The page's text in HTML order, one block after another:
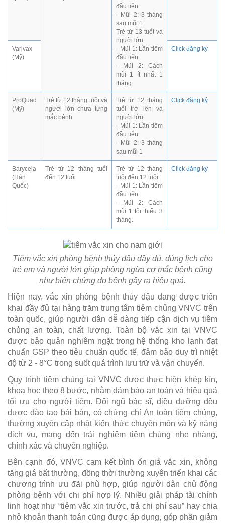
đầu tiên
- Mũi 2: 3 tháng
sau mũi 1
Trẻ từ 13 tuổi và
người lớn:
- Mũi 1: Lần tiêm
đầu tiên
- Mũi 2: Cách
mũi 1 ít nhất 1
tháng
Varivax
(Mỹ)
Click đăng ký
ProQuad
(Mỹ)
Trẻ từ 12 tháng tuổi và
người lớn chưa từng
mắc bệnh
Trẻ từ 12 tháng
tuổi trở lên và
người lớn:
- Mũi 1: Lần tiêm
đầu tiên
- Mũi 2: 3 tháng
sau mũi 1
Click đăng ký
Barycela
(Hàn
Quốc)
Trẻ từ 12 tháng tuổi
đến 12 tuổi
Trẻ từ 12 tháng
tuổi đến 12 tuổi:
- Mũi 1: Lần tiêm
đầu tiên.
- Mũi 2: Cách
mũi 1 tối thiểu 3
tháng.
Click đăng ký
Tiêm vắc xin phòng bệnh thủy đậu đầy đủ, đúng lịch cho
trẻ em và người lớn giúp phòng ngừa cơ mắc bệnh cũng
như biến chứng do bệnh gây ra hiệu quả.
Hiện nay, vắc xin phòng bệnh thủy đậu đang được triển
khai đầy đủ tại hàng trăm trung tâm tiêm chủng VNVC trên
toàn quốc, giúp người dân dễ dàng tiếp cận dịch vụ tiêm
chủng an toàn, chất lượng. Toàn bộ vắc xin tại VNVC
được bảo quản nghiêm ngặt trong hệ thống kho lạnh đạt
chuẩn GSP theo tiêu chuẩn quốc tế, đảm bảo duy trì nhiệt
độ từ 2 - 8°C trong suốt quá trình lưu trữ và vận chuyển.
Quy trình tiêm chủng tại VNVC được thực hiện khép kín,
khoa học theo 8 bước, nhằm đảm bảo an toàn và hiệu quả
tối ưu cho người tiêm. Đội ngũ bác sĩ, điều dưỡng đều
được đào tạo bài bản, có chứng chỉ An toàn tiêm chủng,
thường xuyên cập nhật kiến thức chuyên môn và kỹ năng
dịch vụ, mang đến trải nghiệm tiêm chủng nhẹ nhàng,
chính xác và chuyên nghiệp.
Bên cạnh đó, VNVC cam kết bình ổn giá vắc xin, không
tăng giá bất thường, đồng thời thường xuyên triển khai các
chương trình ưu đãi phù hợp, giúp người dân chủ động
phòng bệnh với chi phí hợp lý. Nhiều giải pháp tài chính
linh hoạt như “tiêm vắc xin trước, trả chi phí sau” hay chia
nhỏ khoản thanh toán cũng được áp dụng, góp phần giảm